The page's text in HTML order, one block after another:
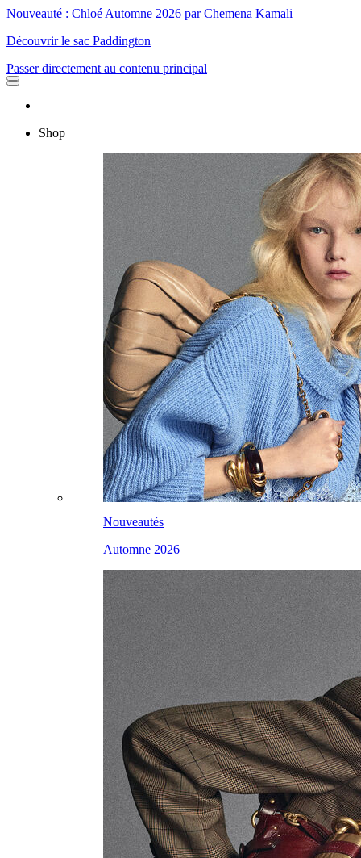
Nouveauté : Chloé Automne 2026 par Chemena Kamali
Découvrir le sac Paddington
Passer directement au contenu principal
Shop
Nouveautés
Automne 2026